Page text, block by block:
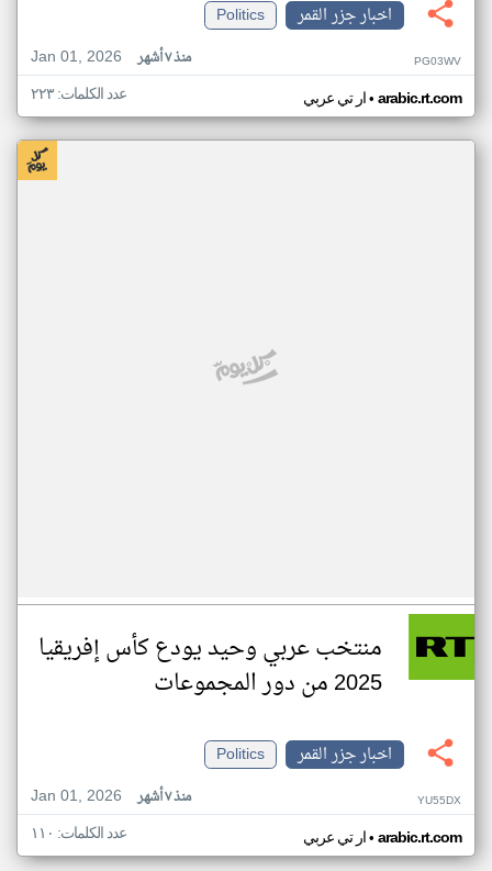
اخبار جزر القمر
Politics
Jan 01, 2026
منذ ٧ أشهر PG03WV
ار تي عربي• arabic.rt.com عدد الكلمات: ٢٢٣
منتخب عربي وحيد يودع كأس إفريقيا
2025 من دور المجموعات
اخبار جزر القمر
Politics
Jan 01, 2026
منذ ٧ أشهر YU55DX
ار تي عربي• arabic.rt.com عدد الكلمات: ١١٠